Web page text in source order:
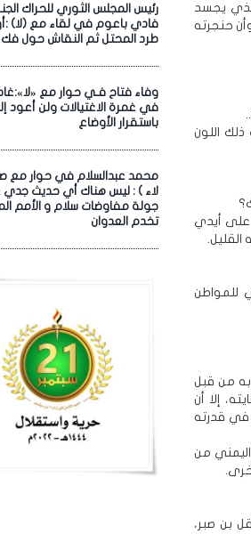
رئيس المجلس الثوري للحراك
فادي باعوم في لقاء مع (لا)
طرد المحتل ثم النقاش حول فك
وفاء فتاح فـي حوار مع
في غمرة الاغتيالات ولن أعود
باستقرار الأوضاع
محمد عبدالسلام في حوار مع
لاء ) : ليس هناك أي حديث جدي
جولة مفاوضات سلام و الأمم
تخدم العدوان
يجسد
حنجرته
اللون
على أيدي
للمواطن
به من قبل
إلا أن
في قدرته
اليمني من
بن صبر،